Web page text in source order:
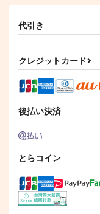
真昼の星
787円（税込）
サンプル
作品詳細
代引き
クレジットカード
後払い決済
とらコイン